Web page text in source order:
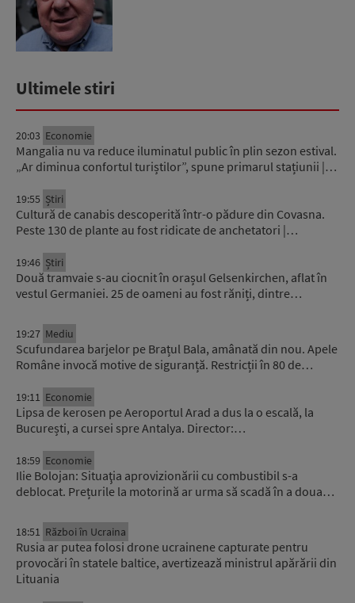
Ultimele stiri
20:03 Economie
Mangalia nu va reduce iluminatul public în plin sezon estival.
„Ar diminua confortul turiștilor”, spune primarul stațiunii |…
19:55 Știri
Cultură de canabis descoperită într-o pădure din Covasna.
Peste 130 de plante au fost ridicate de anchetatori |…
19:46 Știri
Două tramvaie s-au ciocnit în orașul Gelsenkirchen, aflat în
vestul Germaniei. 25 de oameni au fost răniți, dintre…
19:27 Mediu
Scufundarea barjelor pe Brațul Bala, amânată din nou. Apele
Române invocă motive de siguranță. Restricții în 80 de…
19:11 Economie
Lipsa de kerosen pe Aeroportul Arad a dus la o escală, la
București, a cursei spre Antalya. Director:…
18:59 Economie
Ilie Bolojan: Situaţia aprovizionării cu combustibil s-a
deblocat. Prețurile la motorină ar urma să scadă în a doua…
18:51 Război în Ucraina
Rusia ar putea folosi drone ucrainene capturate pentru
provocări în statele baltice, avertizează ministrul apărării din
Lituania